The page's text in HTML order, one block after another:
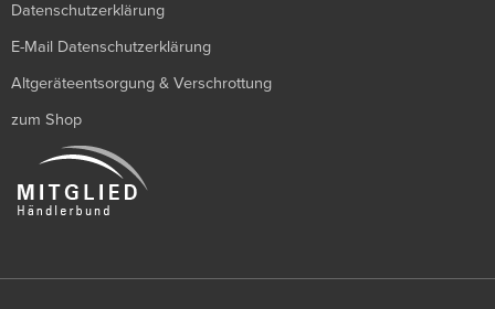
Datenschutzerklärung
E-Mail Datenschutzerklärung
Altgeräteentsorgung & Verschrottung
zum Shop